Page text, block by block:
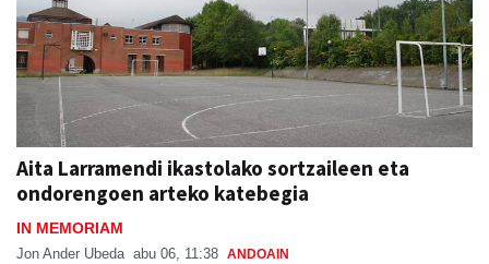
Aita Larramendi ikastolako sortzaileen eta
ondorengoen arteko katebegia
IN MEMORIAM
Jon Ander Ubeda abu 06, 11:38 ANDOAIN